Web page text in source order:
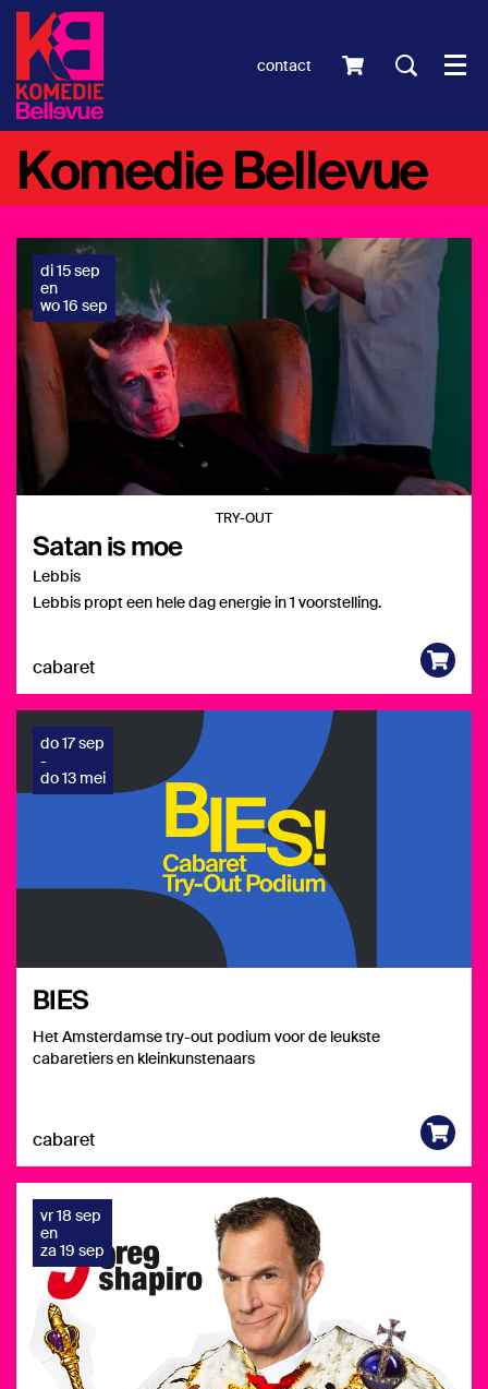
contact
Komedie Bellevue
Satan is moe
Lebbis
Lebbis propt een hele dag energie in 1 voorstelling.
TRY-OUT
di 15 sep
en
wo 16 sep
cabaret
BIES
Het Amsterdamse try-out podium voor de leukste
cabaretiers en kleinkunstenaars
do 17 sep
-
do 13 mei
cabaret
vr 18 sep
en
za 19 sep